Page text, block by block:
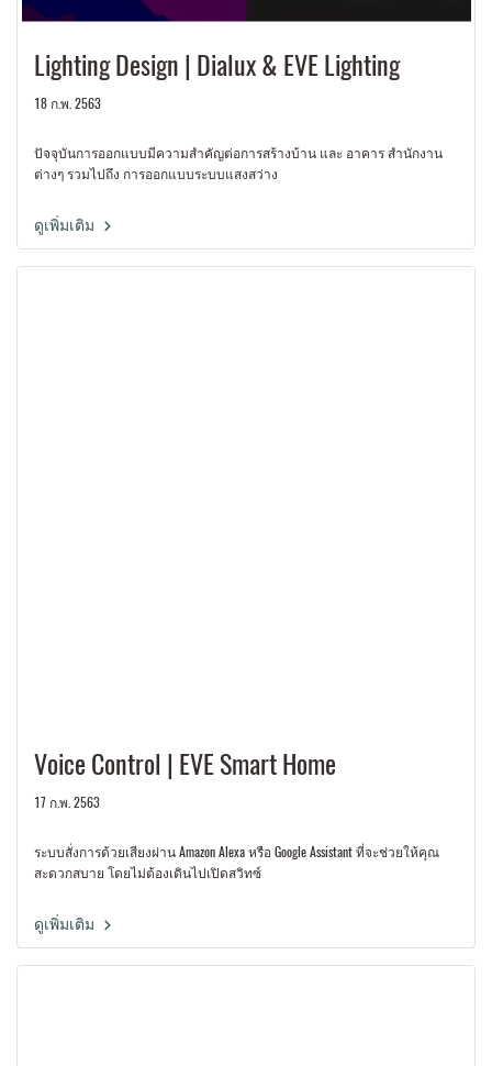
Lighting Design | Dialux & EVE Lighting
18 ก.พ. 2563
ปัจจุบันการออกแบบมีความสำคัญต่อการสร้างบ้าน และ อาคาร สำนักงาน
ต่างๆ รวมไปถึง การออกแบบระบบแสงสว่าง
ดูเพิ่มเติม
Voice Control | EVE Smart Home
17 ก.พ. 2563
ระบบสั่งการด้วยเสียงผ่าน Amazon Alexa หรือ Google Assistant ที่จะช่วยให้คุณ
สะดวกสบาย โดยไม่ต้องเดินไปเปิดสวิทซ์
ดูเพิ่มเติม